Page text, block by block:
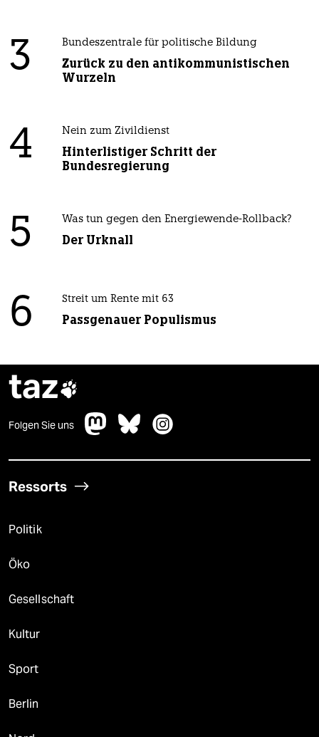
3 Bundeszentrale für politische Bildung
Zurück zu den antikommunistischen
Wurzeln
4 Nein zum Zivildienst
Hinterlistiger Schritt der
Bundesregierung
5 Was tun gegen den Energiewende-Rollback?
Der Urknall
6 Streit um Rente mit 63
Passgenauer Populismus
taz
Folgen Sie uns
Ressorts
Politik
Öko
Gesellschaft
Kultur
Sport
Berlin